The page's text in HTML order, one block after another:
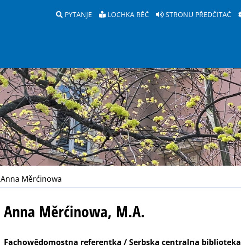
PYTANJE LOCHKA RĚČ STRONU PŘEDČITAĆ
Anna Měrćinowa
Anna Měrćinowa, M.A.
Fachowědomostna referentka / Serbska centralna biblioteka